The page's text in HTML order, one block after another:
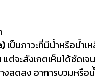
เป็นภาวะที่มีน้ำหรือน้ำ
ต่จะสังเกตเห็นได้ชัดเ
งลดลง อาการบวมหรื